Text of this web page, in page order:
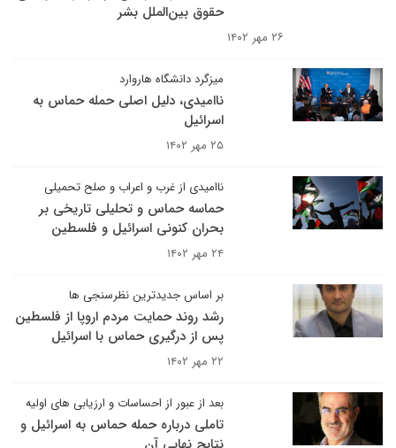
حقوق بین‌الملل بشر
۲۶ مهر ۱۴۰۲
میزگرد دانشگاه هاروارد
ناامیدی، دلیل اصلی حمله حماس به
اسرائیل
۲۵ مهر ۱۴۰۲
ناامیدی از غرب و اعراب و صلح تحمیلی
حماسه حماس و تحلیلی تاریخی بر
بحران کنونی اسرائیل و فلسطین
۲۴ مهر ۱۴۰۲
بر اساس جدیدترین نظرسنجی ها
رشد روند حمایت مردم اروپا از فلسطین
پس از درگیری حماس با اسرائیل
۲۲ مهر ۱۴۰۲
بعد از عبور از احساسات و ارزیابی های اولیه
تاملی درباره حمله حماس به اسرائیل و